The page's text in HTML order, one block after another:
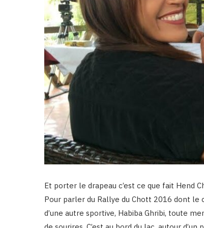
Et porter le drapeau c’est ce que fait Hend
Pour parler du Rallye du Chott 2016 dont le
d’une autre sportive, Habiba Ghribi, toute